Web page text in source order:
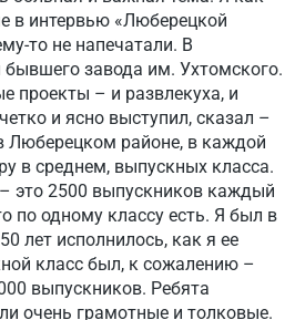
в интервью «Люберецкой
то не напечатали. В
бывшего завода им. Ухтомского.
проекты – и развлекуха, и
и ясно выступил, сказал –
Люберецком районе, в каждой
в среднем, выпускных класса.
это 2500 выпускников каждый
по одному классу есть. Я был в
лет исполнилось, как я ее
класс был, к сожалению –
выпускников. Ребята
очень грамотные и толковые.